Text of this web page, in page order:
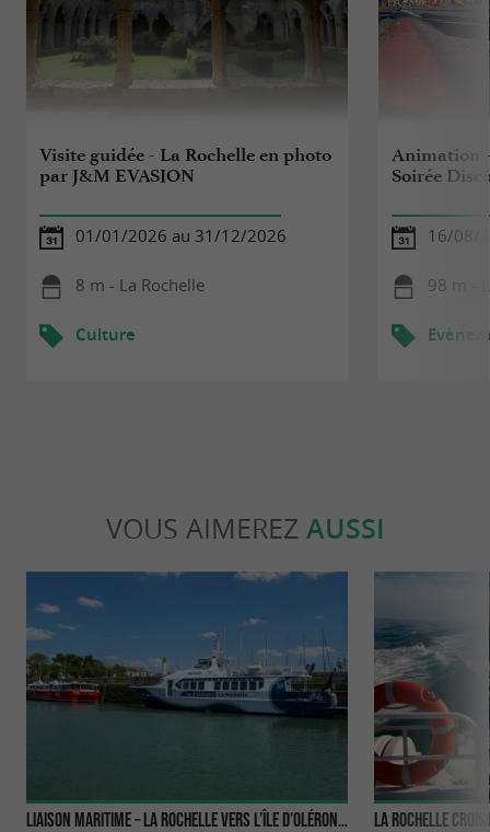
Visite guidée - La Rochelle en photo
par J&M EVASION
01/01/2026 au 31/12/2026
8 m - La Rochelle
Culture
Animation
Soirée
16/08/
98 m -
VOUS AIMEREZ AUSSI
LIAISON MARITIME – La Rochelle vers L’île d’Oléron (Boyardville) La Rochelle